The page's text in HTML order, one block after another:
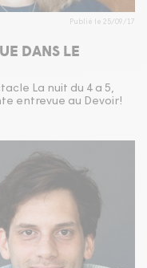
Publié le 25/09/17
DANS LE
La nuit du 4 a 5,
entrevue au Devoir!